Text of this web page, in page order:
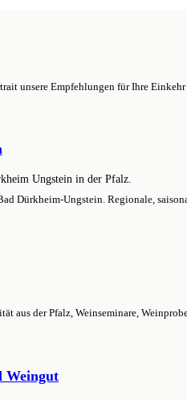
unsere Empfehlungen für Ihre
Dürkheim-Ungstein. Regionale,
der Pfalz, Weinseminare,
Weingut